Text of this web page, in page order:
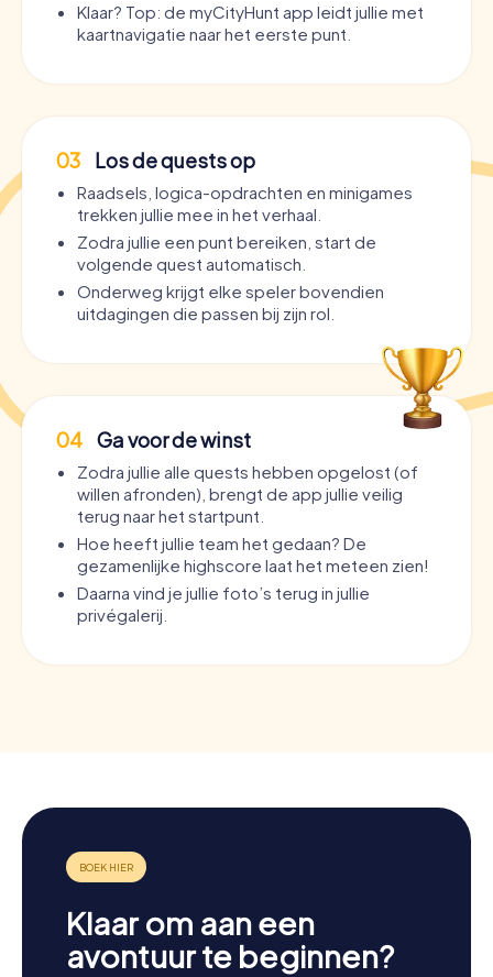
Klaar? Top: de myCityHunt app leidt jullie met
kaartnavigatie naar het eerste punt.
03 Los de quests op
Raadsels, logica-opdrachten en minigames
trekken jullie mee in het verhaal.
Zodra jullie een punt bereiken, start de
volgende quest automatisch.
Onderweg krijgt elke speler bovendien
uitdagingen die passen bij zijn rol.
04 Ga voor de winst
Zodra jullie alle quests hebben opgelost (of
willen afronden), brengt de app jullie veilig
terug naar het startpunt.
Hoe heeft jullie team het gedaan? De
gezamenlijke highscore laat het meteen zien!
Daarna vind je jullie foto’s terug in jullie
privégalerij.
Klaar om aan een
avontuur te beginnen?